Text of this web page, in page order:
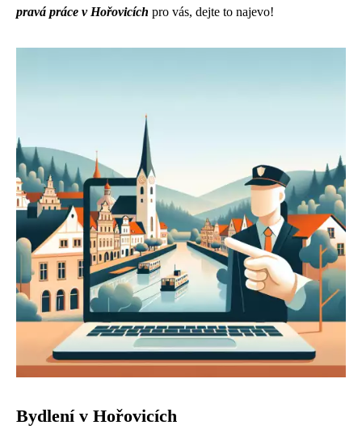
pravá práce v Hořovicích pro vás, dejte to najevo!
Bydlení v Hořovicích